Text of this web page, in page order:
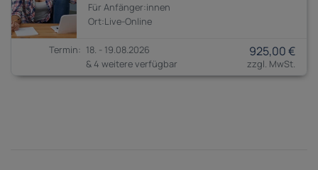
Anfänger:innen
18. - 19.08.2026
& 4 weitere verfügbar
925,00 €